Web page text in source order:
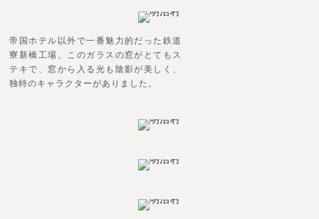
帝国ホテル以外で一番魅力的だった鉄道
寮新橋工場。このガラスの窓がとてもス
テキで、窓から入る光も陰影が美しく、
独特のキャラクターがありました。